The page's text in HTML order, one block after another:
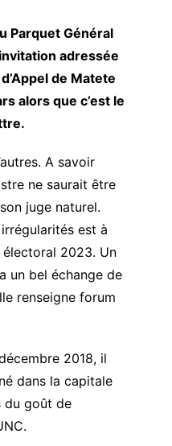
Parquet Général
adressée
de Matete
alors que c’est le
A savoir
ne saurait être
juge naturel.
est à
électoral 2023. Un
un bel échange de
renseigne forum
2018, il
dans la capitale
du goût de